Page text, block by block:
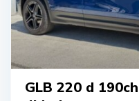
GLB 220 d